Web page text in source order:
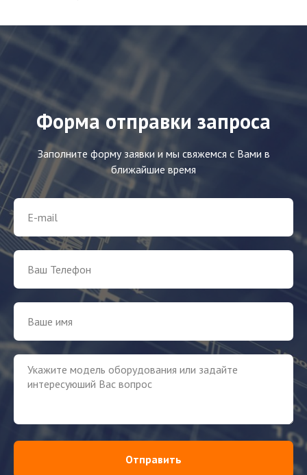
Форма отправки запроса
Заполните форму заявки и мы свяжемся с Вами в
ближайшие время
Отправить